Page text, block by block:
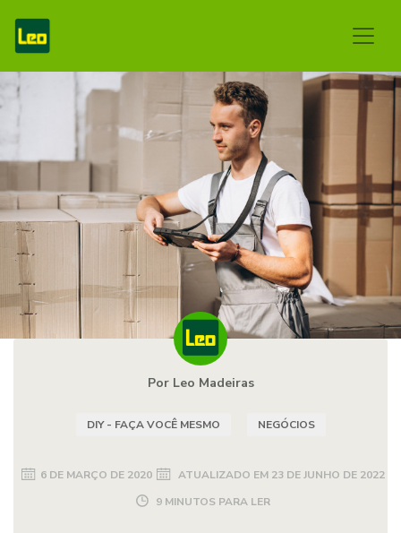
Por Leo Madeiras
DIY - FAÇA VOCÊ MESMO NEGÓCIOS
6 DE MARÇO DE 2020 ATUALIZADO EM 23 DE JUNHO DE 2022
9 MINUTOS PARA LER